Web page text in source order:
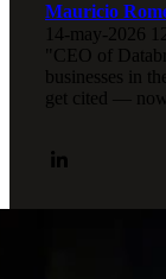
Mauricio
14-may-2026
"CEO of
businesses in
get cited —